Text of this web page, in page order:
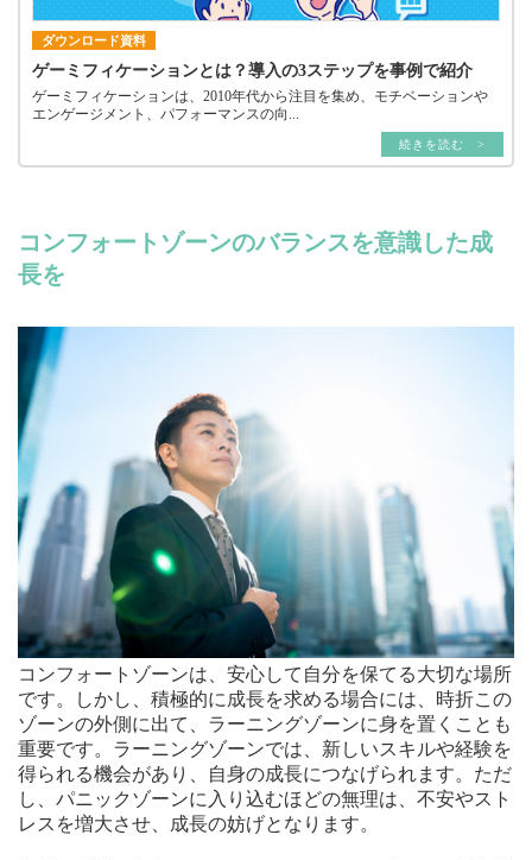
ダウンロード資料
ゲーミフィケーションとは？導入の3ステップを事例で紹介
ゲーミフィケーションは、2010年代から注目を集め、モチベーションや
エンゲージメント、パフォーマンスの向...
続きを読む >
コンフォートゾーンのバランスを意識した成
長を
コンフォートゾーンは、安心して自分を保てる大切な場所
です。しかし、積極的に成長を求める場合には、時折この
ゾーンの外側に出て、ラーニングゾーンに身を置くことも
重要です。ラーニングゾーンでは、新しいスキルや経験を
得られる機会があり、自身の成長につなげられます。ただ
し、パニックゾーンに入り込むほどの無理は、不安やスト
レスを増大させ、成長の妨げとなります。